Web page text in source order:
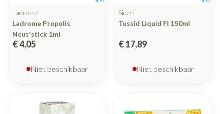
Ladrome
Ladrome Propolis
Neus'stick 1ml
€ 4,05
Niet beschikbaar
Sideri
Tussid Liquid Fl 150ml
€ 17,89
Niet beschikbaar